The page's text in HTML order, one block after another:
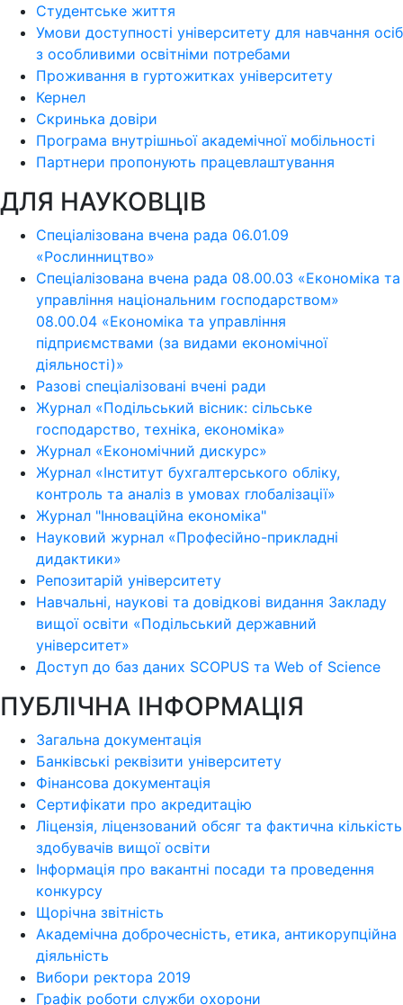
Студентське життя
Умови доступності університету для навчання осіб
з особливими освітніми потребами
Проживання в гуртожитках університету
Кернел
Скринька довіри
Програма внутрішньої академічної мобільності
Партнери пропонують працевлаштування
ДЛЯ НАУКОВЦІВ
Спеціалізована вчена рада 06.01.09
«Рослинництво»
Спеціалізована вчена рада 08.00.03 «Економіка та
управління національним господарством»
08.00.04 «Економіка та управління
підприємствами (за видами економічної
діяльності)»
Разові спеціалізовані вчені ради
Журнал «Подільський вісник: сільське
господарство, техніка, економіка»
Журнал «Економічний дискурс»
Журнал «Інститут бухгалтерського обліку,
контроль та аналіз в умовах глобалізації»
Журнал "Інноваційна економіка"
Науковий журнал «Професійно-прикладні
дидактики»
Репозитарій університету
Навчальні, наукові та довідкові видання Закладу
вищої освіти «Подільський державний
університет»
Доступ до баз даних SCOPUS та Web of Science
ПУБЛІЧНА ІНФОРМАЦІЯ
Загальна документація
Банківські реквізити університету
Фінансова документація
Сертифікати про акредитацію
Ліцензія, ліцензований обсяг та фактична кількість
здобувачів вищої освіти
Інформація про вакантні посади та проведення
конкурсу
Щорічна звітність
Академічна доброчесність, етика, антикорупційна
діяльність
Вибори ректора 2019
Графік роботи служби охорони